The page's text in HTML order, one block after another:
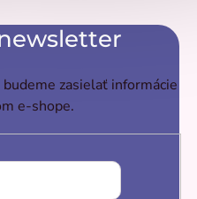
zasielať informácie
e-shope.